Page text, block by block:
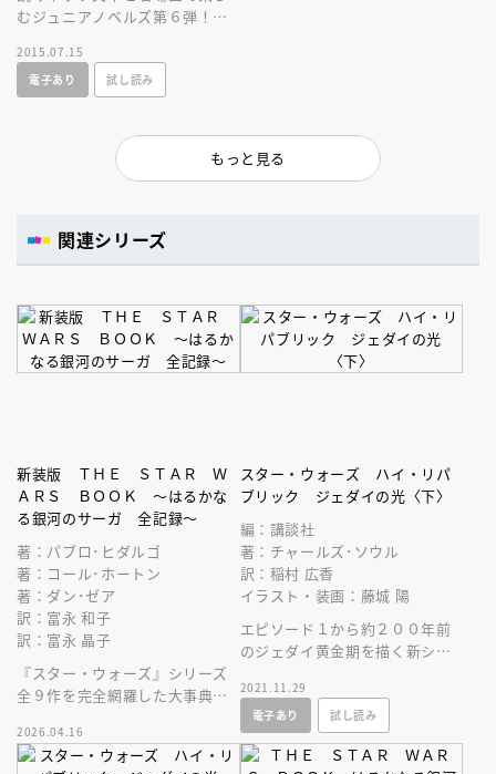
むジュニアノベルズ第６弾！つ
罠に……！？
2015.07.15
電子あり
試し読み
もっと見る
関連シリーズ
新装版 ＴＨＥ ＳＴＡＲ Ｗ
ＡＲＳ ＢＯＯＫ ～はるかな
る銀河のサーガ 全記録～
著：パブロ･ヒダルゴ
著：コール･ホートン
著：ダン･ゼア
訳：富永 和子
訳：富永 晶子
『スター・ウォーズ』シリーズ
全９作を完全網羅した大事典。
えるにあたり、豪華新装版とし
て復刊！
2026.04.16
スター・ウォーズ ハイ・リパ
ブリック ジェダイの光〈下〉
編：講談社
著：チャールズ･ソウル
訳：稲村 広香
イラスト・装画：藤城 陽
エピソード１から約２００年前
のジェダイ黄金期を描く新シリ
2021.11.29
電子あり
試し読み